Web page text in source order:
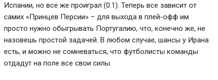
Испании, но все же проиграл (0:1). Теперь все зависит от
самих «Принцев Персии» – для выхода в плей-офф им
просто нужно обыгрывать Португалию, что, конечно же, не
назовешь простой задачей. В любом случае, шансы у Ирана
есть, и можно не сомневаться, что футболисты команды
отдадут на поле все свои силы.